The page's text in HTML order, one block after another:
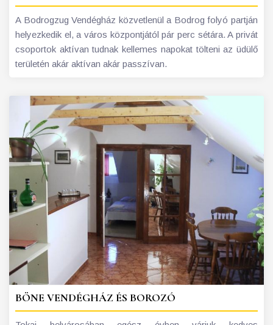
A Bodrogzug Vendégház közvetlenül a Bodrog folyó partján
helyezkedik el, a város központjától pár perc sétára. A privát
csoportok aktívan tudnak kellemes napokat tölteni az üdülő
területén akár aktívan akár passzívan.
BÖNE VENDÉGHÁZ ÉS BOROZÓ